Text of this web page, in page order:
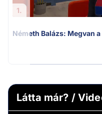
1.
Németh Balázs: Megvan
Látta már? /